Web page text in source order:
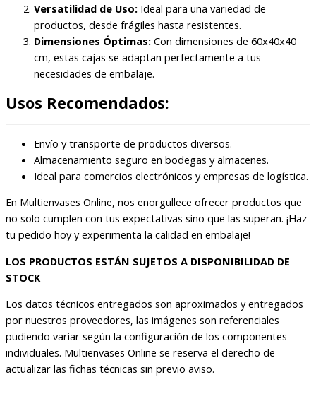
Versatilidad de Uso: Ideal para una variedad de
productos, desde frágiles hasta resistentes.
Dimensiones Óptimas: Con dimensiones de 60x40x40
cm, estas cajas se adaptan perfectamente a tus
necesidades de embalaje.
Usos Recomendados:
Envío y transporte de productos diversos.
Almacenamiento seguro en bodegas y almacenes.
Ideal para comercios electrónicos y empresas de logística.
En Multienvases Online, nos enorgullece ofrecer productos que
no solo cumplen con tus expectativas sino que las superan. ¡Haz
tu pedido hoy y experimenta la calidad en embalaje!
LOS PRODUCTOS ESTÁN SUJETOS A DISPONIBILIDAD DE
STOCK
Los datos técnicos entregados son aproximados y entregados
por nuestros proveedores, las imágenes son referenciales
pudiendo variar según la configuración de los componentes
individuales. Multienvases Online se reserva el derecho de
actualizar las fichas técnicas sin previo aviso.